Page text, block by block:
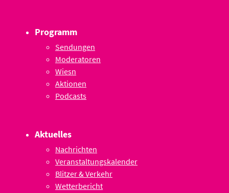
Programm
Sendungen
Moderatoren
Wiesn
Aktionen
Podcasts
Aktuelles
Nachrichten
Veranstaltungskalender
Blitzer & Verkehr
Wetterbericht